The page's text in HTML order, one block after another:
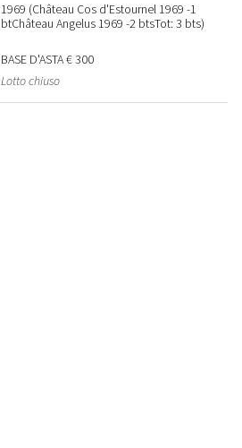
1969 (Château Cos d'Estournel 1969 -1
btChâteau Angelus 1969 -2 btsTot: 3 bts)
BASE D'ASTA€ 300
Lotto chiuso